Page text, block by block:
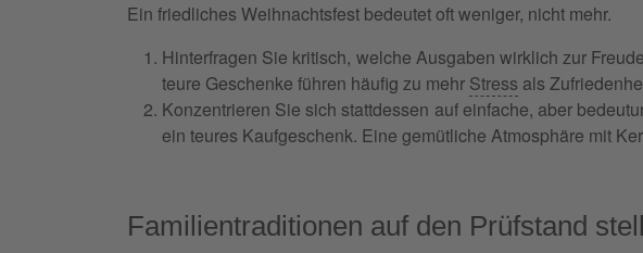
Ein friedliches Weihnachtsfest bedeutet oft weniger, nicht mehr.
Hinterfragen Sie kritisch, welche Ausgaben wirklich zur
teure Geschenke führen häufig zu mehr Stress als
Konzentrieren Sie sich stattdessen auf einfache, aber
ein teures Kaufgeschenk. Eine gemütliche Atmosphäre mit
Familientraditionen auf den Prüfstand